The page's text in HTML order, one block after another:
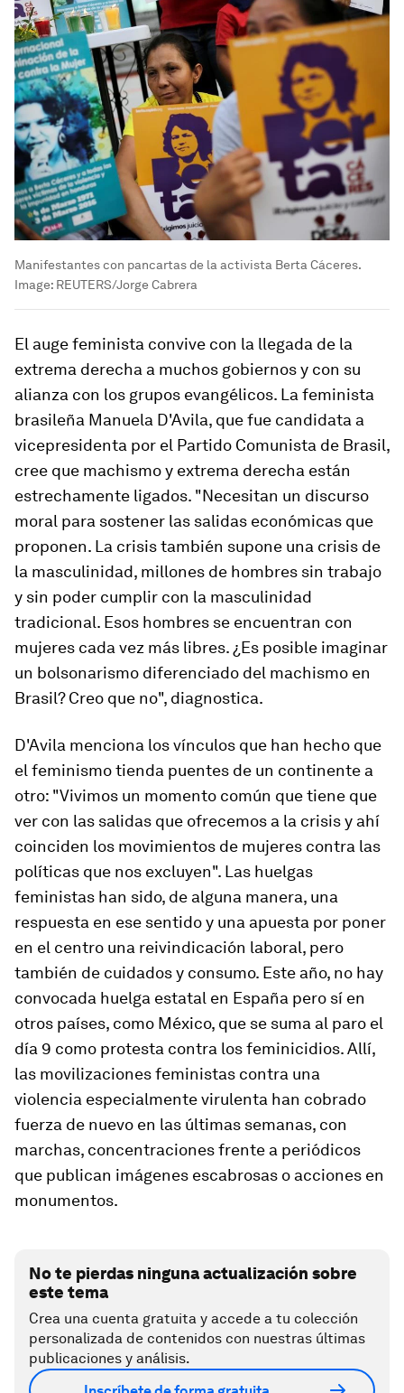
Manifestantes con pancartas de la activista Berta Cáceres.
Image: REUTERS/Jorge Cabrera
El auge feminista convive con la llegada de la
extrema derecha a muchos gobiernos y con su
alianza con los grupos evangélicos. La feminista
brasileña Manuela D'Avila, que fue candidata a
vicepresidenta por el Partido Comunista de Brasil,
cree que machismo y extrema derecha están
estrechamente ligados. "Necesitan un discurso
moral para sostener las salidas económicas que
proponen. La crisis también supone una crisis de
la masculinidad, millones de hombres sin trabajo
y sin poder cumplir con la masculinidad
tradicional. Esos hombres se encuentran con
mujeres cada vez más libres. ¿Es posible imaginar
un bolsonarismo diferenciado del machismo en
Brasil? Creo que no", diagnostica.
D'Avila menciona los vínculos que han hecho que
el feminismo tienda puentes de un continente a
otro: "Vivimos un momento común que tiene que
ver con las salidas que ofrecemos a la crisis y ahí
coinciden los movimientos de mujeres contra las
políticas que nos excluyen". Las huelgas
feministas han sido, de alguna manera, una
respuesta en ese sentido y una apuesta por poner
en el centro una reivindicación laboral, pero
también de cuidados y consumo. Este año, no hay
convocada huelga estatal en España pero sí en
otros países, como México, que se suma al paro el
día 9 como protesta contra los feminicidios. Allí,
las movilizaciones feministas contra una
violencia especialmente virulenta han cobrado
fuerza de nuevo en las últimas semanas, con
marchas, concentraciones frente a periódicos
que publican imágenes escabrosas o acciones en
monumentos.
No te pierdas ninguna actualización sobre
este tema
Crea una cuenta gratuita y accede a tu colección
personalizada de contenidos con nuestras últimas
publicaciones y análisis.